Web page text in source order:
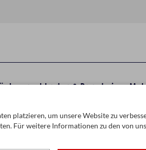
& Papeterie
platzieren, um unsere Website zu
Für weitere Informationen zu den von